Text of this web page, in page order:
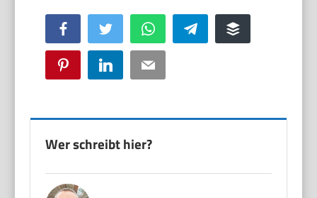
Facebook Twitter WhatsApp Telegram Buffer
Pinterest LinkedIn Email
Wer schreibt hier?